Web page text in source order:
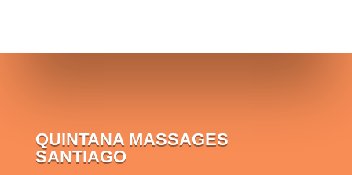
QUINTANA MASSAGES
SANTIAGO